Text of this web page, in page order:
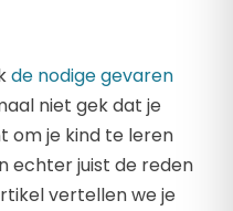
de nodige gevaren
niet gek dat je
om je kind te leren
echter juist de reden
vertellen we je